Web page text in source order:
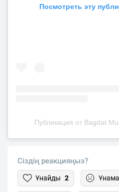
Посмотреть эту
Публикация от Bagdat
Сіздің реакцияңыз?
Ұнайды 2